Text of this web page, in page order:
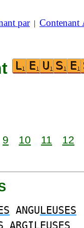
par| Contenant
9 10 11 12
ANGULEUSES
ARGILEUSES